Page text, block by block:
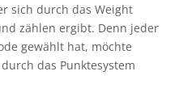
sich durch das Weight
zählen ergibt. Denn jeder
gewählt hat, möchte
das Punktesystem